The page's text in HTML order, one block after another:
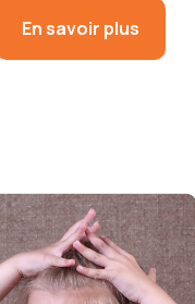
En savoir plus